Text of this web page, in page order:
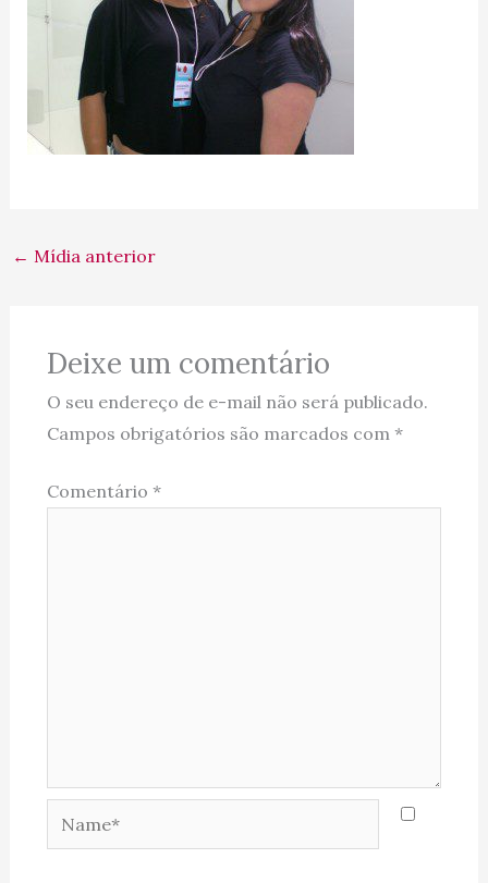
← Mídia anterior
Deixe um comentário
O seu endereço de e-mail não será publicado.
Campos obrigatórios são marcados com *
Comentário *
Name*